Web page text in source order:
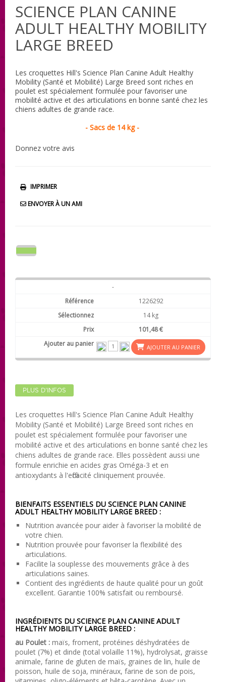
SCIENCE PLAN CANINE
ADULT HEALTHY MOBILITY
LARGE BREED
Les croquettes Hill's Science Plan Canine Adult Healthy
Mobility (Santé et Mobilité) Large Breed sont riches en
poulet est spécialement formulée pour favoriser une
mobilité active et des articulations en bonne santé chez les
chiens adultes de grande race.
- Sacs de 14 kg -
Donnez votre avis
IMPRIMER
ENVOYER À UN AMI
-
1226292
14 kg
101,48 €
AJOUTER AU PANIER
PLUS D'INFOS
Les croquettes Hill's Science Plan Canine Adult Healthy
Mobility (Santé et Mobilité) Large Breed sont riches en
poulet est spécialement formulée pour favoriser une
mobilité active et des articulations en bonne santé chez les
chiens adultes de grande race. Elles possèdent aussi une
formule enrichie en acides gras Oméga-3 et en
antioxydants à l'efficacité cliniquement prouvée.
BIENFAITS ESSENTIELS DU SCIENCE PLAN CANINE
ADULT HEALTHY MOBILITY LARGE BREED :
Nutrition avancée pour aider à favoriser la mobilité de
votre chien.
Nutrition prouvée pour favoriser la flexibilité des
articulations.
Facilite la souplesse des mouvements grâce à des
articulations saines.
Contient des ingrédients de haute qualité pour un goût
excellent. Garantie 100% satisfait ou remboursé.
INGRÉDIENTS DU SCIENCE PLAN CANINE ADULT
HEALTHY MOBILITY LARGE BREED :
au Poulet : maïs, froment, protéines déshydratées de
poulet (7%) et dinde (total volaille 11%), hydrolysat, graisse
animale, farine de gluten de maïs, graines de lin, huile de
poisson, huile de soja, minéraux, farine de son de pois,